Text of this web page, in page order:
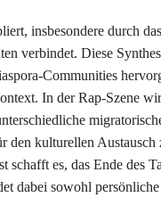
insbesondere durch
verbindet. Diese
Communities
In der Rap-Szene
den kulturellen Austausch
es, das Ende des
dabei sowohl persönliche